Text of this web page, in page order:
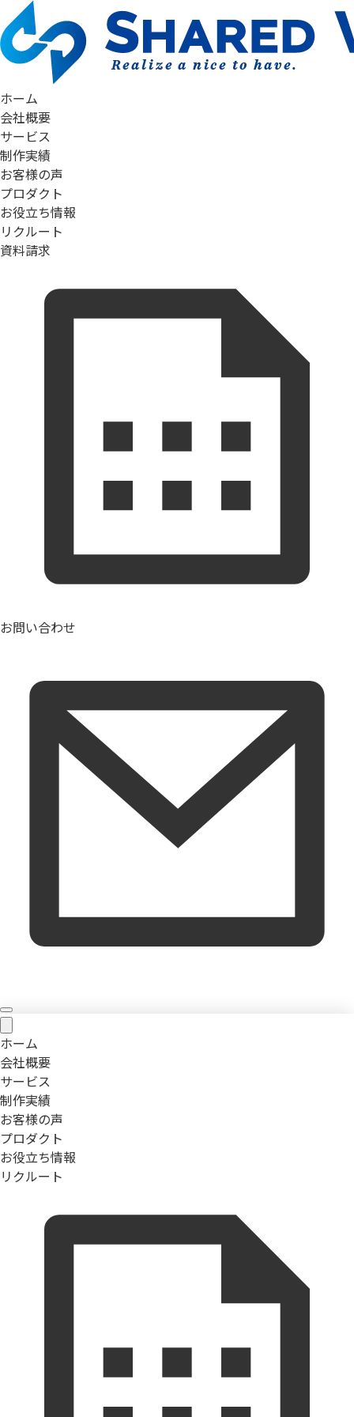
ホーム
会社概要
サービス
制作実績
お客様の声
プロダクト
お役立ち情報
リクルート
資料請求
お問い合わせ
ホーム
会社概要
サービス
制作実績
お客様の声
プロダクト
お役立ち情報
リクルート